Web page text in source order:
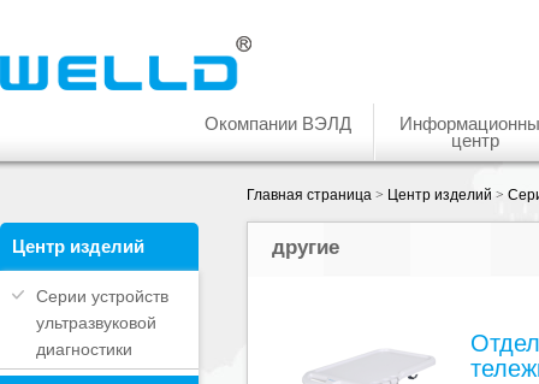
Окомпании ВЭЛД
центр
Центр изделий
Серии устройств
ультразвуковой
диагностики
Главная страница > Центр изделий >
другие